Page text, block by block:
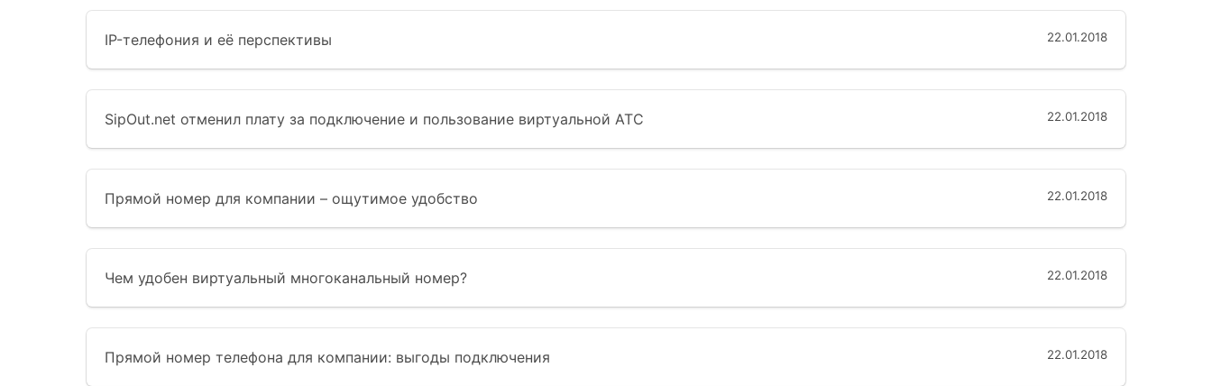
22.01.2018
IP-телефония и её перспективы
22.01.2018
SipOut.net отменил плату за подключение и пользование виртуальной АТС
22.01.2018
Прямой номер для компании – ощутимое удобство
22.01.2018
Чем удобен виртуальный многоканальный номер?
22.01.2018
Прямой номер телефона для компании: выгоды подключения